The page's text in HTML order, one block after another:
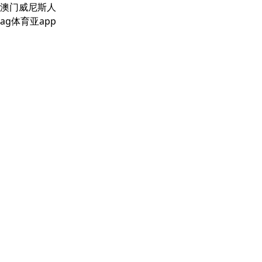
澳门威尼斯人
ag体育亚app